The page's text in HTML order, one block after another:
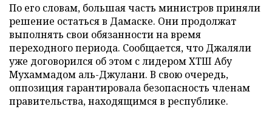
По его словам, большая часть министров приняли
решение остаться в Дамаске. Они продолжат
выполнять свои обязанности на время
переходного периода. Сообщается, что Джаляли
уже договорился об этом с лидером ХТШ Абу
Мухаммадом аль-Джулани. В свою очередь,
оппозиция гарантировала безопасность членам
правительства, находящимся в республике.